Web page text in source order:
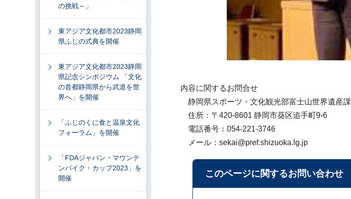
内容に関するお問合せ
静岡県スポーツ・文化観光部富士山世界遺産課
住所：〒420-8601 静岡市葵区追手町9-6
電話番号：054-221-3746
メール：sekai@pref.shizuoka.lg.jp
このページに関するお問い合わせ
の挑戦～」
東アジア文化都市2023静岡
県ふじの式典を開催
東アジア文化都市2023静岡
県記念シンポジウム 「文化
の首都静岡県から武道を世
界へ」を開催
「ふじのくに食と温泉文化
フォーラム」を開催
「FDAジャパン・マウンテ
ンバイク・カップ2023」を
開催